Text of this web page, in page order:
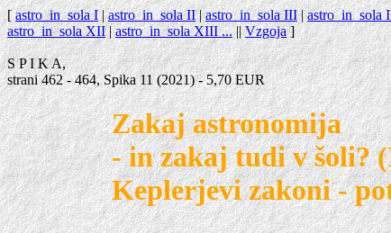
[astro_in_sola I|astro_in_sola II|astro_in_sola III|astro_in_sola
astro_in_sola XII|astro_in_sola XIII ...||Vzgoja]
S P I K A,
strani 462 - 464, Spika 11 (2021) - 5,70 EUR
Zakaj astronomija
- in zakaj tudi v šoli?
Keplerjevi zakoni -